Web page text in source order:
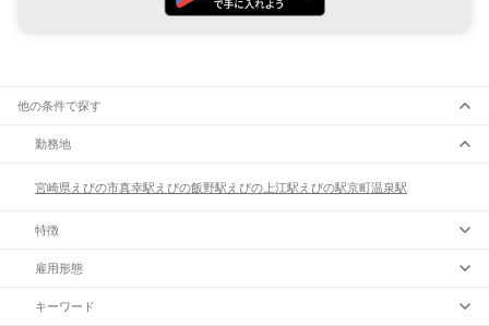
他の条件で探す
勤務地
宮崎県 えびの市真幸駅 えびの飯野駅 えびの上江駅 えびの駅京町温泉駅
特徴
雇用形態
キーワード